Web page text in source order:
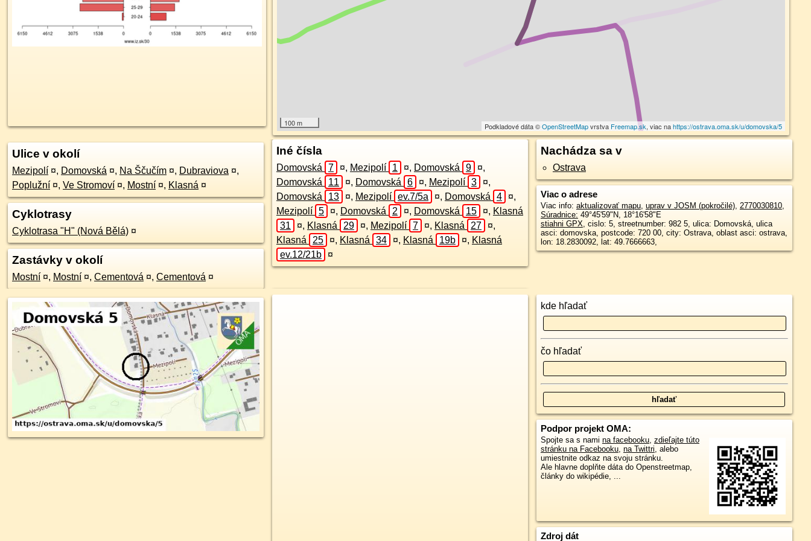
100 m Podkladové dáta ©OpenStreetMapvrstva Freemap.sk, viac nahttps://ostrava.oma.sk/u/domovska/5
Ulice v okolí
Mezipolí ¤, Domovská ¤, Na Ščučím ¤, Dubraviova ¤,
Poplužní ¤, Ve Stromoví ¤, Mostní ¤, Klasná ¤
Cyklotrasy
Cyklotrasa "H" (Nová Bělá) ¤
Zastávky v okolí
Mostní ¤, Mostní ¤, Cementová ¤, Cementová ¤
Iné čísla
Domovská 7 ¤, Mezipolí 1 ¤, Domovská 9 ¤,
Domovská
11 ¤, Domovská 6 ¤, Mezipolí 3 ¤,
Domovská
13 ¤, Mezipolí ev.7/5a ¤, Domovská 4 ¤,
Mezipolí 5 ¤, Domovská 2 ¤, Domovská 15 ¤, Klasná
31
¤, Klasná 29 ¤, Mezipolí 7 ¤, Klasná 27 ¤,
Klasná
25 ¤, Klasná 34 ¤, Klasná 19b ¤, Klasná
ev.12/21b
¤
Nachádza sa v
Ostrava
Viac o adrese
Viac info: aktualizovať mapu, uprav v JOSM (pokročilé), 2770030810,
Súradnice: 49°45'59"N, 18°16'58"E
stiahni GPX, cislo: 5, streetnumber: 982 5, ulica: Domovská, ulica
asci: domovska, postcode: 720 00, city: Ostrava, oblast asci: ostrava,
lon: 18.2830092, lat: 49.7666663,
kde hľadať
čo hľadať
Podpor projekt OMA:
Spojte sa s nami na facebooku, zdieľajte túto
stránku na Facebooku, na Twittri, alebo
umiestnite odkaz na svoju stránku.
Ale hlavne doplňte dáta do Openstreetmap,
články do wikipédie, ...
Zdroj dát